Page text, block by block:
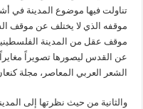
موقفه الذي لا يختلف عن موقف
موقف عقل من المدينة
عن القدس ليصورها تصويراً
الشعر العربي المعاصر، مجلة كنعان أيار
والثانية من حيث نظرتها إلى